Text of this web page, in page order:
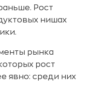
Рост
нишах
рынка
рост
явно: среди них